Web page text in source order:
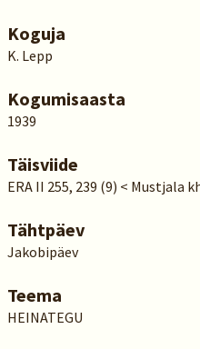
Koguja
K. Lepp
Kogumisaasta
1939
Täisviide
ERA II 255, 239 (9) < Mustjala
Tähtpäev
Jakobipäev
Teema
HEINATEGU